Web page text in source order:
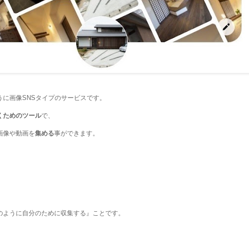
画像SNSタイプのサービスです。
ためのツールで、
像や動画を集める事ができます。
ように自分のために収集する』ことです。